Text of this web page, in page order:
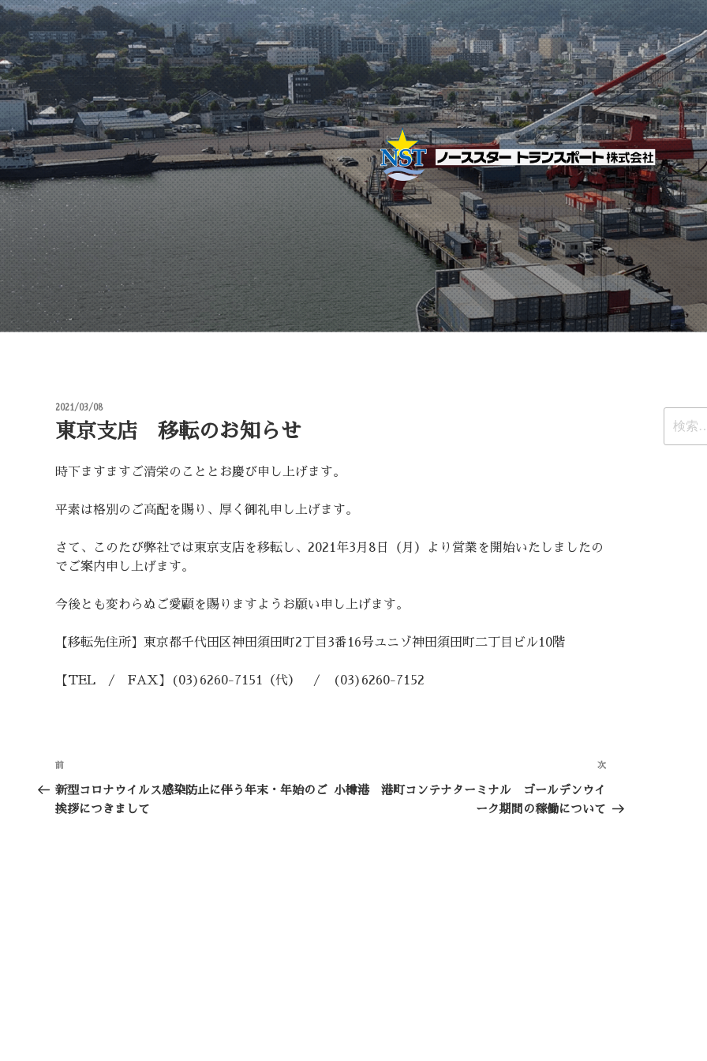
コ
テ
ン
ツ
へ
ス
キ
ッ
プ
投
日:
2021/03/08
東京支店 移転のお知らせ
時下ますますご清栄のこととお慶び申し上げます。
平素は格別のご高配を賜り、厚く御礼申し上げます。
さて、このたび弊社では東京支店を移転し、2021年3月8日（月）より営業を開始いたしましたの
でご案内申し上げます。
今後とも変わらぬご愛顧を賜りますようお願い申し上げます。
【移転先住所】東京都千代田区神田須田町2丁目3番16号ユニゾ神田須田町二丁目ビル10階
【TEL / FAX】(03)6260-7151（代） / (03)6260-7152
投
稿
ナ
前
の
投
前
新型コロナウイルス感染防止に伴う年末・年始のご
挨拶につきまして
次
投
次
小樽港 港町コンテナターミナル ゴールデンウイ
ーク期間の稼働について
索: